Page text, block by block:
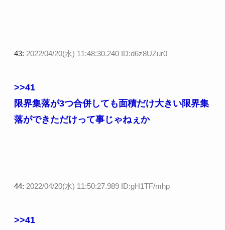
43: 2022/04/20(水) 11:48:30.240 ID:d6z8UZur0
>>41
限界集落が3つ合併しても面積だけ大きい限界集
落ができただけって事じゃねぇか
44: 2022/04/20(水) 11:50:27.989 ID:gH1TF/mhp
>>41